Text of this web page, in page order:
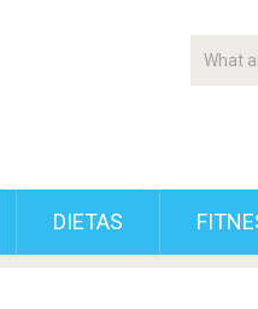
DIETAS